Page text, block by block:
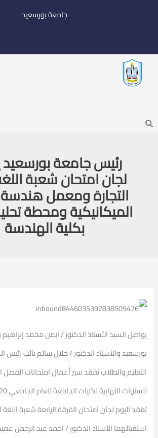
جامعة بورسعيد
Search
رئيس جامعة
لجان امتحان شعبة
التجارة ومعمل
الميكانيكية ومحطة
بكلية الهندسة
يواصل السيد الأستاذ الدكتور / ايمن محمد
بورسعيد والأستاذ الدكتور / جلال سالم نائب رئيس
التعليم والطلاب تفقد سير أعمال امتحانات الفصل
تفقد اليوم لجان امتحان الفرقة الرابعة شعبة
استقبالهما الأستاذ الدكتور / احمد عبد الرحمن